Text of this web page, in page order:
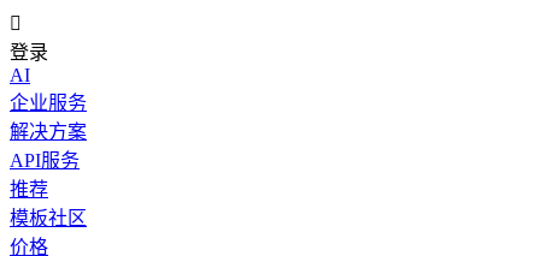

登录
AI
企业服务
解决方案
API服务
推荐
模板社区
价格